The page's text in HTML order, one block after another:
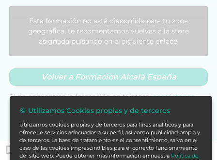
Datos generales
Esta formación no está disponible para tu zona
geográfica, te recomentamos vuelvas a la store
asignada pulsando en el siguiente enlace:
Volver a Formación Alcalá España
Si no encuentras la formación en tu store,contáctanos
para asesorarte.
🍪 Utilizamos Cookies propias y de terceros
Utilizamos cookies propias y de terceros para fines analíticos y para
ofrecerle servicios adecuados a su perfil, así como publicidad propia y
de terceros. La base de tratamiento es el consentimiento, salvo en el
caso de las cookies imprescindibles para el correcto funcionamiento
del sitio web. Puede obtener más información en nuestra Política de